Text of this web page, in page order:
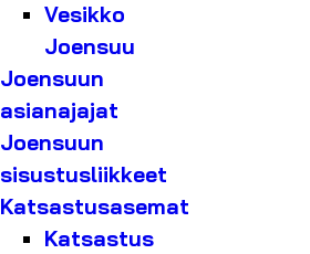
Vesikko
Joensuu
Joensuun
asianajajat
Joensuun
sisustusliikkeet
Katsastusasemat
Katsastus